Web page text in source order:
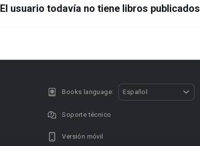
El usuario todavía no tiene libros publicados
Books language: Español
Soporte técnico
Versión móvil